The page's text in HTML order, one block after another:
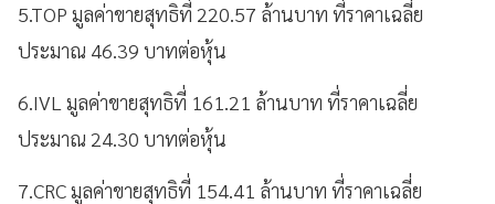
5.TOP มูลค่าขายสุทธิที่ 220.57 ล้านบาท ที่ราคาเฉลี่ย
ประมาณ 46.39 บาทต่อหุ้น
6.IVL มูลค่าขายสุทธิที่ 161.21 ล้านบาท ที่ราคาเฉลี่ย
ประมาณ 24.30 บาทต่อหุ้น
7.CRC มูลค่าขายสุทธิที่ 154.41 ล้านบาท ที่ราคาเฉลี่ย